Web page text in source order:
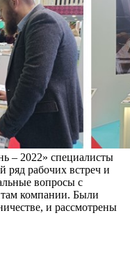
– 2022» специалисты
рабочих встреч и
вопросы с
компании. Были
и рассмотрены